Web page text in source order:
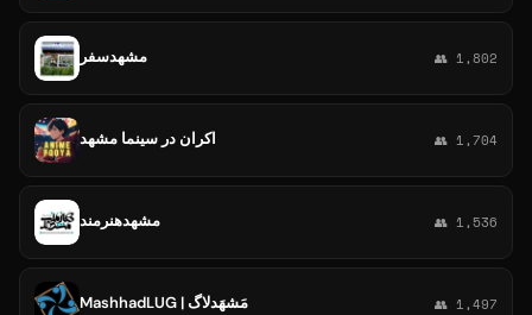
مشهدسفر 👥 1,802
اکران در سینما مشهد 👥 1,704
مشهدهنرمند 👥 1,536
MashhadLUG | مَشهَدلاگ 👥 1,497